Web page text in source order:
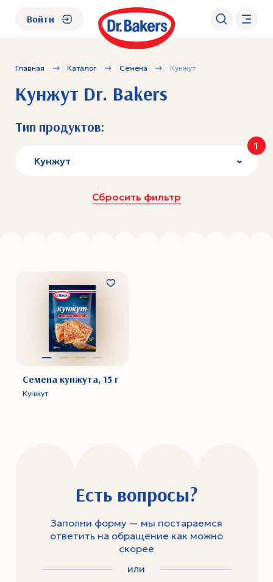
О нас
Войти
Главная Каталог Семена Кунжут
Кунжут Dr. Bakers
Тип продуктов:
Кунжут
1
Сбросить фильтр
Семена кунжута, 15 г
Кунжут
Есть вопросы?
Заполни форму — мы постараемся
ответить на обращение как можно
скорее
или